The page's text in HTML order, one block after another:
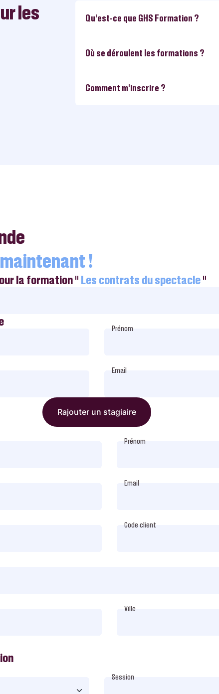
les
Qu'est-ce que GHS Formation ?
Où se déroulent les formations ?
Comment m’inscrire ?
!
la formation " Les contrats du spectacle"
Prénom
Email
Rajouter un stagiaire
Prénom
Email
Code client
Ville
Session